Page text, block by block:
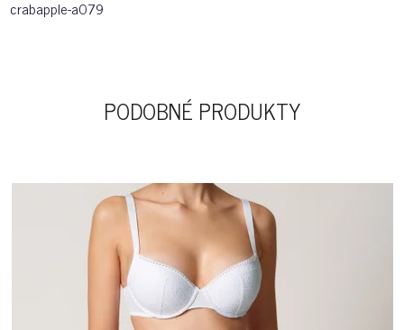
crabapple-a079
PODOBNÉ PRODUKTY